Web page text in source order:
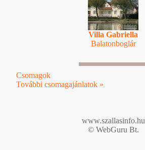
Villa Gabriella
Balatonboglár
Csomagok
További csomagajánlatok »
www.szallasinfo.hu
© WebGuru Bt.